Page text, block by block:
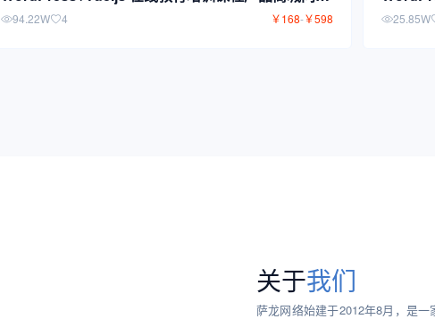
企业主题 Slearn Pro
94.22W 4 ￥168-￥598
构建前
25.85W
关于我们
萨龙网络始建于2012年8月，是